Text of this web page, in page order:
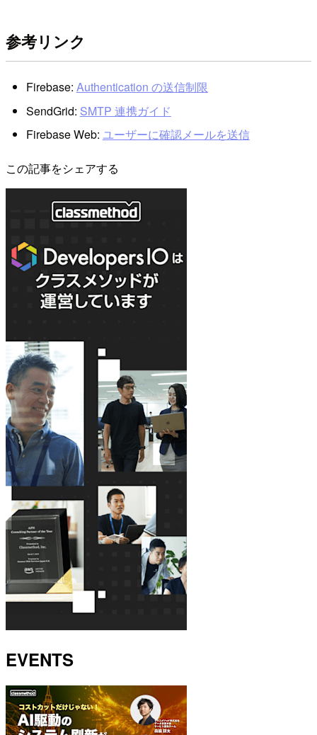
参考リンク
Firebase: Authentication の送信制限
SendGrid: SMTP 連携ガイド
Firebase Web: ユーザーに確認メールを送信
この記事をシェアする
EVENTS